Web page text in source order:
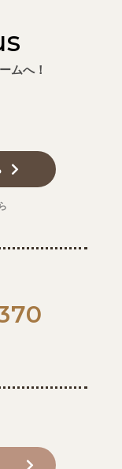
ムへ！